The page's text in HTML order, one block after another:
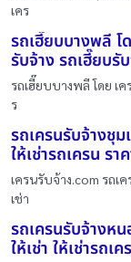
เคร
รถเฮี๊ยบบางพลี โ
รับจ้าง รถเฮี๊ยบรั
รถเฮี๊ยบบางพลี โดย เ
ร
รถเครนรับจ้างชุม
ให้เช่ารถเครน รา
เครนรับจ้าง.com รถเ
เช่า
รถเครนรับจ้างห
ให้เช่า ให้เช่ารถเ